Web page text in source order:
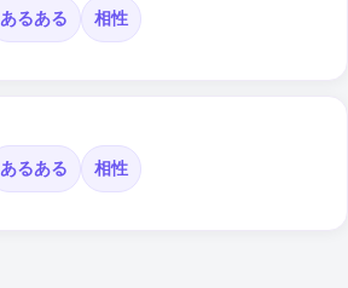
あるある 相性
あるある 相性